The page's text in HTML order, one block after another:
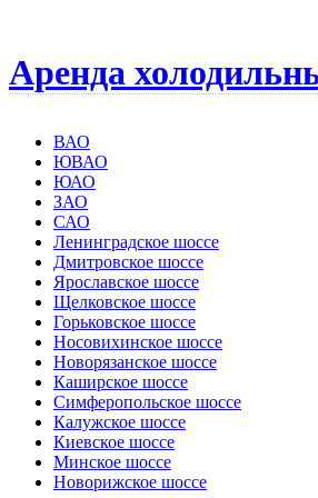
Аренда
ВАО
ЮВАО
ЮАО
ЗАО
САО
Ленинградское шоссе
Дмитровское шоссе
Ярославское шоссе
Щелковское шоссе
Горьковское шоссе
Носовихинское шоссе
Новорязанское шоссе
Каширское шоссе
Симферопольское шоссе
Калужское шоссе
Киевское шоссе
Минское шоссе
Новорижское шоссе